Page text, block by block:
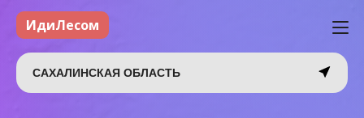
ИдиЛесом
САХАЛИНСКАЯ ОБЛАСТЬ